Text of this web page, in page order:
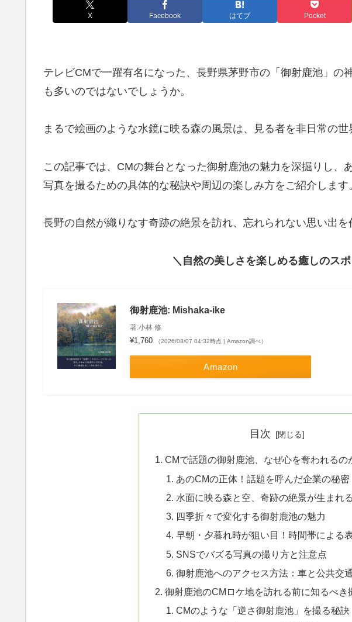
X Facebook はてブ Pocket
テレビCMで一躍有名になった、長野県茅野市の「御射鹿池」の
も多いのではないでしょうか。
まるで絵画のような水鏡に映る森の風景は、見る者を非日常の世
この記事では、CMの舞台となった御射鹿池の魅力を深掘りし、
写真を撮るための具体的な秘訣や周辺の楽しみ方をご紹介します
長野の自然が織りなす奇跡の絶景を訪れ、忘れられない思い出を
＼自然の美しさを楽しめる癒しのス
御射鹿池: Mishaka-ike
著:小林 修
¥1,760 （2026/08/07 04:32時点 | Amazon調べ）
Amazon
目次
CMで話題の御射鹿池、なぜ心を奪われるの
あのCMの正体！話題を呼んだ企業の秘密
水面に映る森と空、奇跡の絶景が生まれ
四季折々で変化する御射鹿池の魅力
早朝・夕暮れ時が狙い目！時間帯による
SNSでバズる写真の撮り方と注意点
御射鹿池へのアクセス方法：車と公共交
御射鹿池のCMロケ地を訪れる前に知るべき
CMのような「逆さ御射鹿池」を撮る秘訣